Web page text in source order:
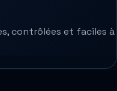
contrôlées et faciles à